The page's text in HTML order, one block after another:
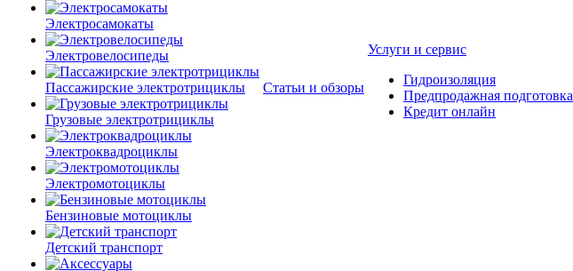
Электросамокаты
Электровелосипеды
Пассажирские электротрициклы
Грузовые электротрициклы
Электроквадроциклы
Электромотоциклы
Бензиновые мотоциклы
Детский транспорт
Статьи и обзоры
Услуги и сервис
Гидроизоляция
Предпродажная подготовка
Кредит онлайн